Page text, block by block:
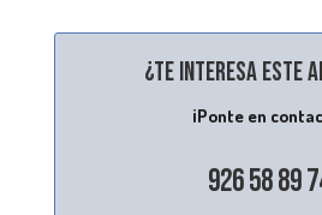
¿Te interesa este
¡Ponte en
926 58 89